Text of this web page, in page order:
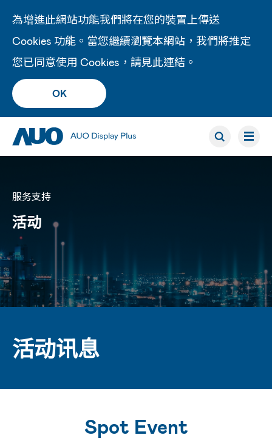
為增進此網站功能我們將在您的裝置上傳送
Cookies 功能。當您繼續瀏覽本網站，我們將推定
您已同意使用 Cookies，請見此連結 。
OK
服务支持
活动
活动讯息
Spot Event